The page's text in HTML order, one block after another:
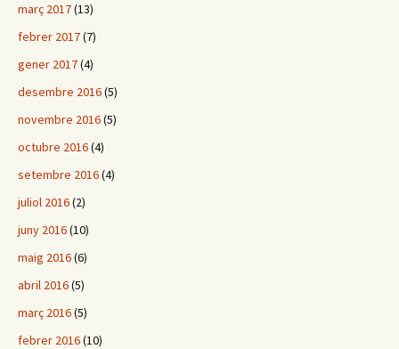
març 2017(13)
febrer 2017(7)
gener 2017(4)
desembre 2016(5)
novembre 2016(5)
octubre 2016(4)
setembre 2016(4)
juliol 2016(2)
juny 2016(10)
maig 2016(6)
abril 2016(5)
març 2016(5)
febrer 2016(10)